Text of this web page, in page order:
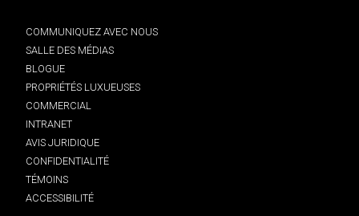
COMMUNIQUEZ AVEC NOUS
SALLE DES MÉDIAS
BLOGUE
PROPRIÉTÉS LUXUEUSES
COMMERCIAL
INTRANET
AVIS JURIDIQUE
CONFIDENTIALITÉ
TÉMOINS
ACCESSIBILITÉ